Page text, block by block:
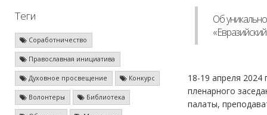
Теги
Соработничество
Православная инициатива
Духовное просвещение Конкурс
Волонтеры Библиотека
Об
18-19 апреля
пленарного
палаты,